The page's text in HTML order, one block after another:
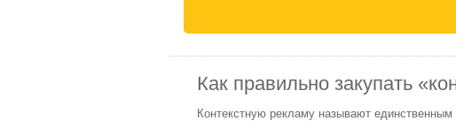
Как правильно закупать
Контекстную рекламу называют